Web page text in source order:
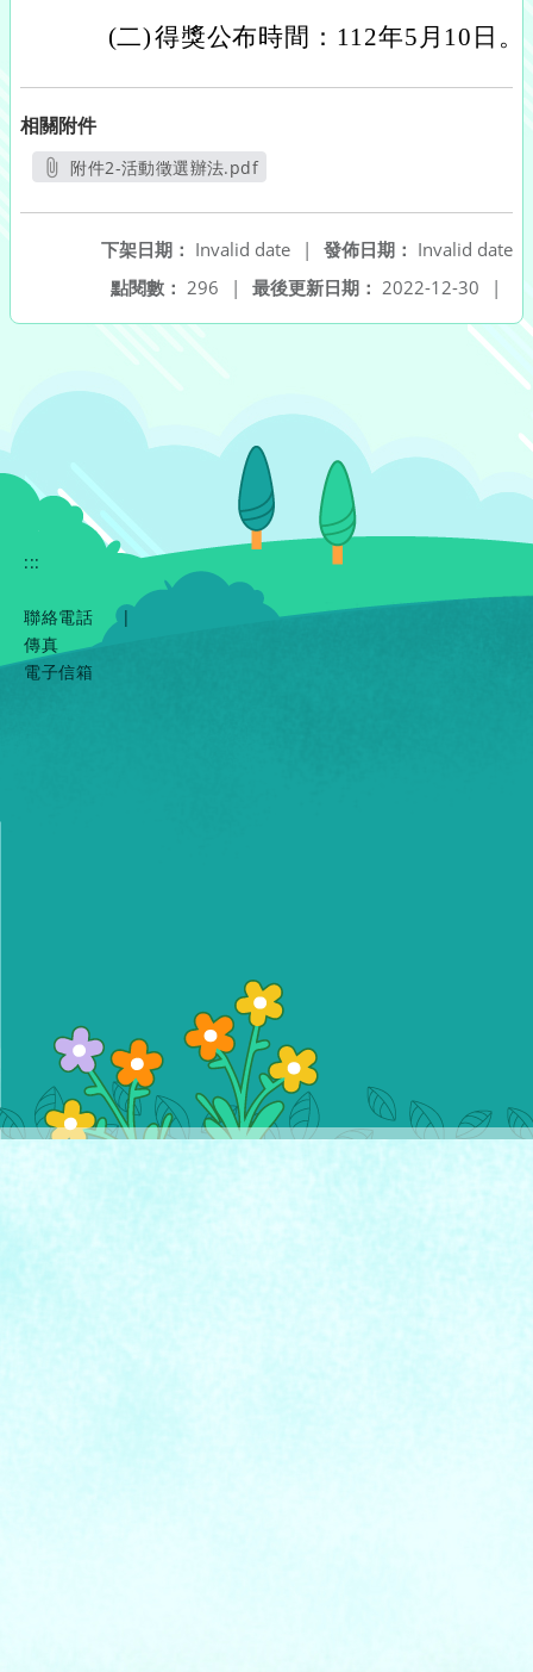
(二)得獎公布時間：112年5月10日。
相關附件
附件2-活動徵選辦法.pdf
發佈日期： Invalid date
下架日期： Invalid date
|
最後更新日期： 2022-12-30 |
點閱數： 296 |
:::
聯絡電話
|
傳真
電子信箱